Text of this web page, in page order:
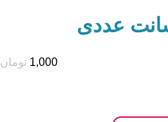
1,000 تومان